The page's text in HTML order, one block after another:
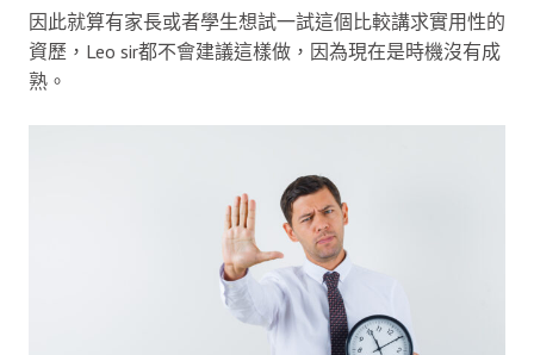
因此就算有家長或者學生想試一試這個比較講求實用性的
資歷，Leo sir都不會建議這樣做，因為現在是時機沒有成
熟。